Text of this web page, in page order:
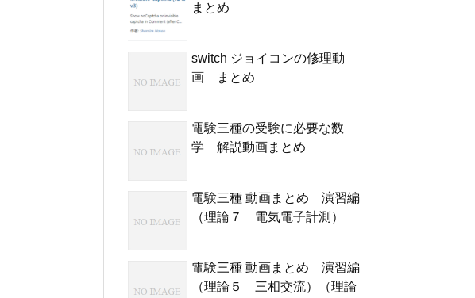
まとめ
switch ジョイコンの修理動
画 まとめ
電験三種の受験に必要な数
学 解説動画まとめ
電験三種 動画まとめ 演習編
（理論７ 電気電子計測）
電験三種 動画まとめ 演習編
（理論５ 三相交流）（理論